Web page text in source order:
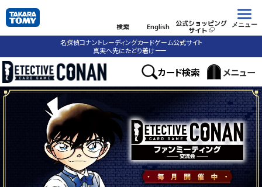
検索 English 公式ショッピング
サイト
メニュー
名探偵コナントレーディングカードゲーム公式サイト
真実へ先にたどり着けーー
カード検索 メニュー